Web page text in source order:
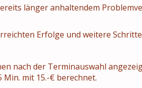
länger anhaltendem
Erfolge und weitere
nach der Terminauswahl
mit 15.-€ berechnet.